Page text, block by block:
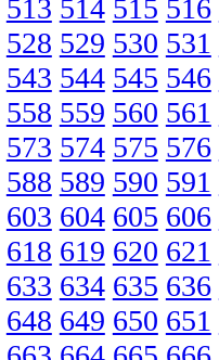
513 514 515 516
528 529 530 531
543 544 545 546
558 559 560 561
573 574 575 576
588 589 590 591
603 604 605 606
618 619 620 621
633 634 635 636
648 649 650 651